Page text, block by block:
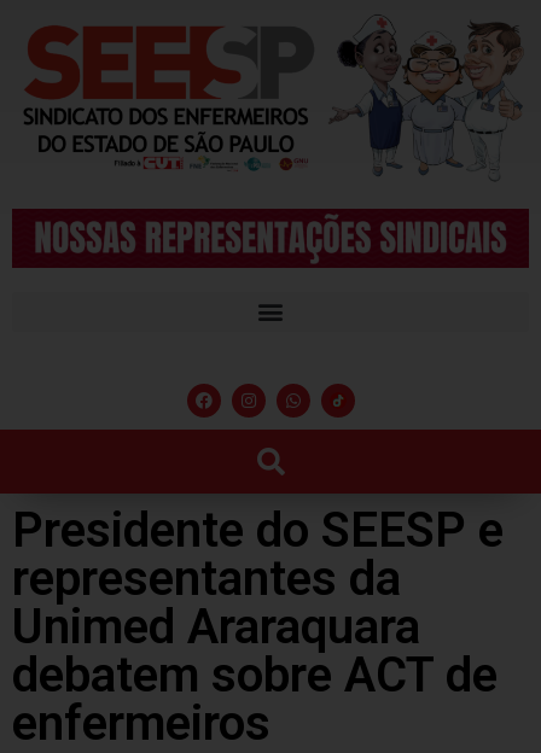
Presidente do SEESP e
representantes da
Unimed Araraquara
debatem sobre ACT de
enfermeiros